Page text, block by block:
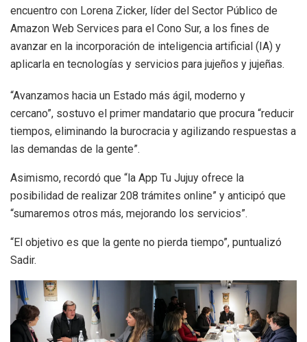
encuentro con Lorena Zicker, líder del Sector Público de
Amazon Web Services para el Cono Sur, a los fines de
avanzar en la incorporación de inteligencia artificial (IA) y
aplicarla en tecnologías y servicios para jujeños y jujeñas.
“Avanzamos hacia un Estado más ágil, moderno y
cercano”, sostuvo el primer mandatario que procura “reducir
tiempos, eliminando la burocracia y agilizando respuestas a
las demandas de la gente”.
Asimismo, recordó que “la App Tu Jujuy ofrece la
posibilidad de realizar 208 trámites online” y anticipó que
“sumaremos otros más, mejorando los servicios”.
“El objetivo es que la gente no pierda tiempo”, puntualizó
Sadir.